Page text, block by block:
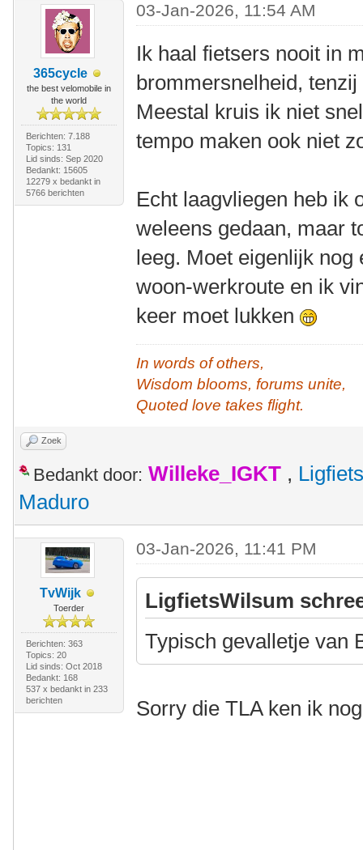
365cycle
the best velomobile in
the world
Berichten: 7.188
Topics: 131
Lid sinds: Sep 2020
Bedankt: 15605
12279 x bedankt in
5766 berichten
03-Jan-2026, 11:54 AM
Ik haal fietsers nooit in
brommersnelheid,
Meestal kruis ik niet
tempo maken ook niet
Echt laagvliegen heb ik
weleens gedaan, maar
leeg. Moet eigenlijk
woon-werkroute en ik
keer moet lukken
In words of others,
Wisdom blooms, forums unite,
Quoted love takes flight.
Zoek
Bedankt door: Willeke_IGKT ,
Maduro
TvWijk
Toerder
Berichten: 363
Topics: 20
Lid sinds: Oct 2018
Bedankt: 168
537 x bedankt in 233
berichten
03-Jan-2026, 11:41 PM
LigfietsWilsum
Typisch gevalletje
Sorry die TLA ken ik